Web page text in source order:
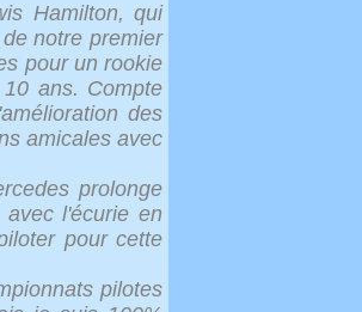
Hamilton, qui
notre premier
pour un rookie
ans. Compte
des
amicales avec
prolonge
l'écurie en
pour cette
pilotes